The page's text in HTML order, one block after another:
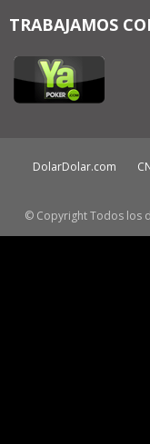
TRABAJAMOS
DolarDolar.com
© Copyright Todos los